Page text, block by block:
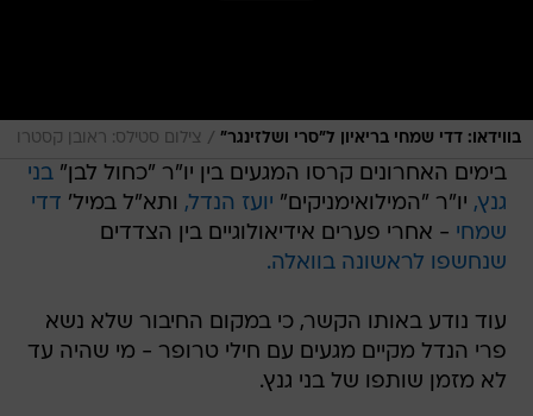
בווידאו: דדי שמחי בריאיון ל"סרי ושלזינגר" / צילום סטילס: ראובן קסטרו
בימים האחרונים קרסו המגעים בין יו"ר "כחול לבן"בני
גנץ, יו"ר "המילואימניקים" יועז הנדל, ותא"ל במיל' דדי
שמחי - אחרי פערים אידיאולוגיים בין הצדדים
שנחשפו לראשונה בוואלה.
עוד נודע באותו הקשר, כי במקום החיבור שלא נשא
פרי הנדל מקיים מגעים עם חילי טרופר - מי שהיה עד
לא מזמן שותפו של בני גנץ.